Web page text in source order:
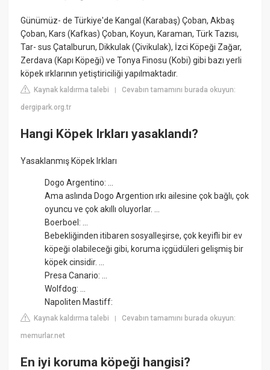
Günümüz- de Türkiye'de Kangal (Karabaş) Çoban, Akbaş
Çoban, Kars (Kafkas) Çoban, Koyun, Karaman, Türk Tazısı,
Tar- sus Çatalburun, Dikkulak (Çivikulak), İzci Köpeği Zağar,
Zerdava (Kapı Köpeği) ve Tonya Finosu (Kobi) gibi bazı yerli
köpek ırklarının yetiştiriciliği yapılmaktadır.
Kaynak kaldırma talebi |Cevabın tamamını burada okuyun:
dergipark.org.tr
Hangi Köpek Irkları yasaklandı?
Yasaklanmış Köpek Irkları
Dogo Argentino: ...
Ama aslında Dogo Argention ırkı ailesine çok bağlı, çok
oyuncu ve çok akıllı oluyorlar. ...
Boerboel: ...
Bebekliğinden itibaren sosyalleşirse, çok keyifli bir ev
köpeği olabileceği gibi, koruma içgüdüleri gelişmiş bir
köpek cinsidir. ...
Presa Canario: ...
Wolfdog: ...
Napoliten Mastiff:
Kaynak kaldırma talebi |Cevabın tamamını burada okuyun:
memurlar.net
En iyi koruma köpeği hangisi?